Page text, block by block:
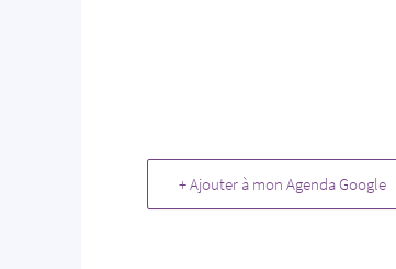
+ Ajouter à mon Agenda Google